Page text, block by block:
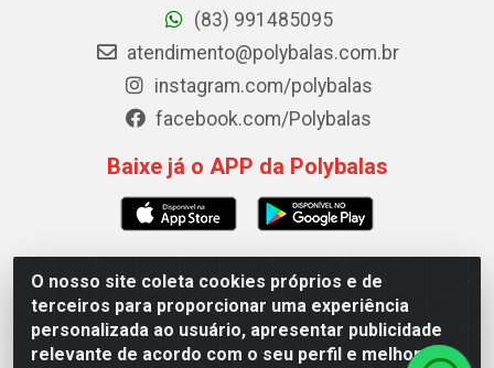
O nosso site coleta cookies próprios e de
terceiros para proporcionar uma experiência
personalizada ao usuário, apresentar publicidade
relevante de acordo com o seu perfil e melhorar a
(83) 991485095
atendimento@polybalas.com.br
instagram.com/polybalas
facebook.com/Polybalas
Baixe já o APP da Polybalas
Polybalas - Rua João Miguel de Souza, 173 Galpão B -
Ernesto Geisel, João Pessoa/PB - CEP 58.075-075 - CNPJ
00.909.327/0002-61